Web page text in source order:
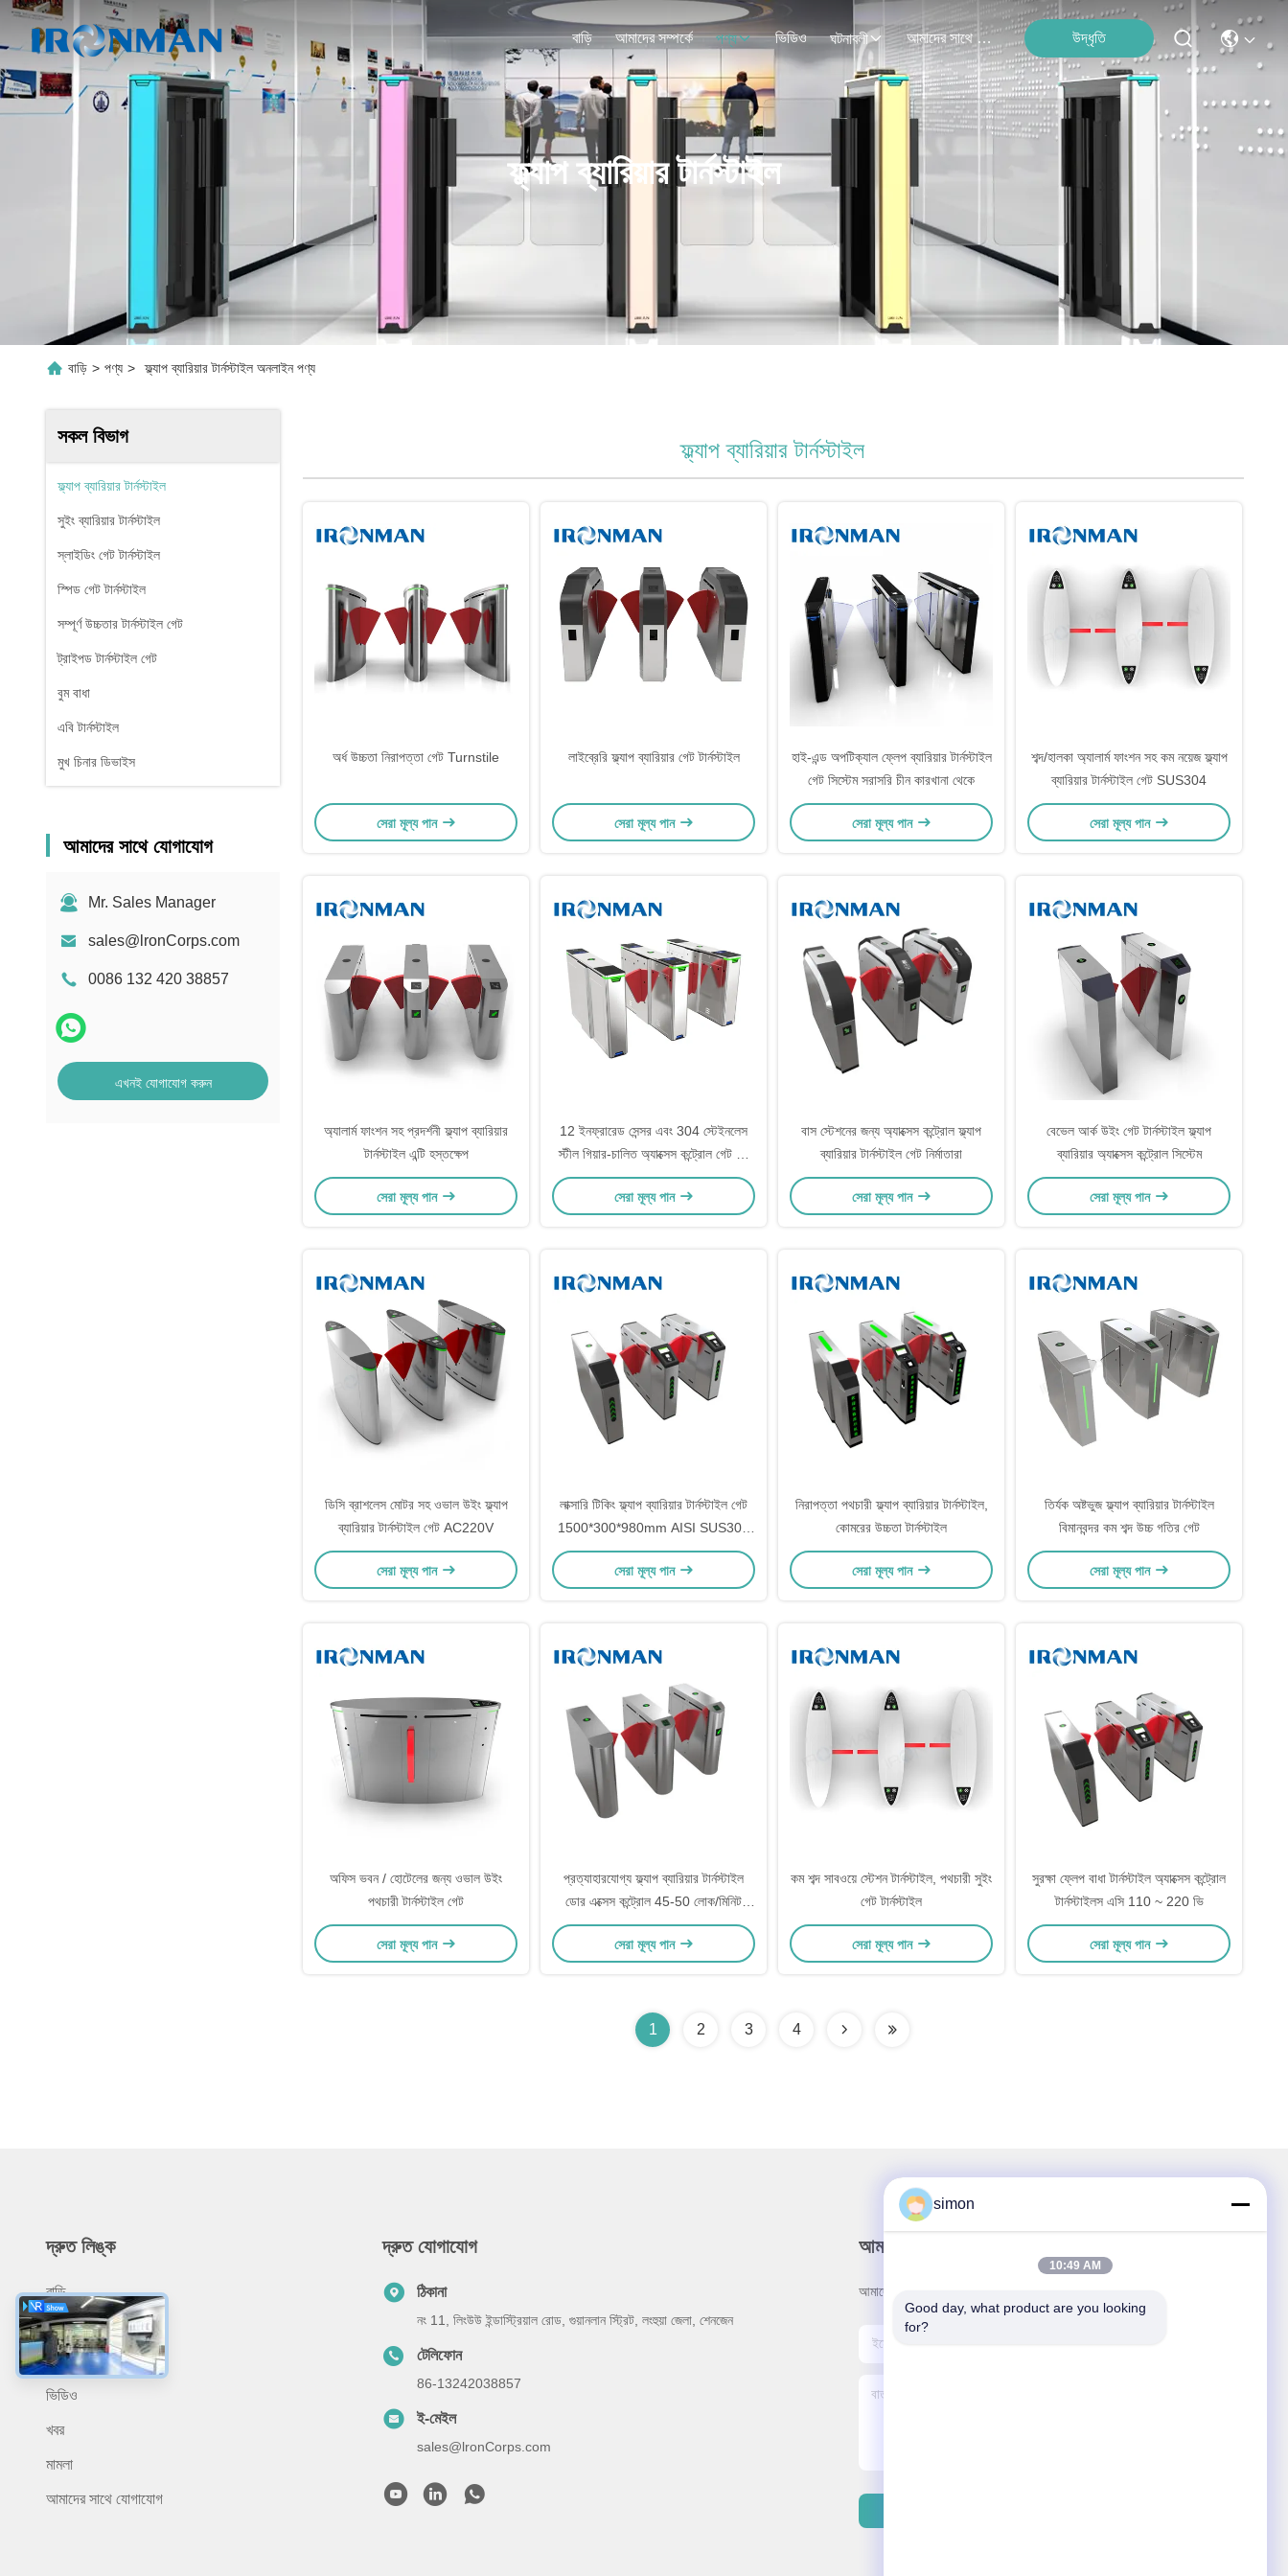
বাড়ি আমাদের সম্পর্কে পণ্য ভিডিও ঘটনাবলী আমাদের সাথে যোগাযোগ উদ্ধৃতি
ফ্ল্যাপ ব্যারিয়ার টার্নস্টাইল
বাড়ি > পণ্য > ফ্ল্যাপ ব্যারিয়ার টার্নস্টাইল অনলাইন পণ্য
সকল বিভাগ
ফ্ল্যাপ ব্যারিয়ার টার্নস্টাইল
সুইং ব্যারিয়ার টার্নস্টাইল
স্লাইডিং গেট টার্নস্টাইল
স্পিড গেট টার্নস্টাইল
সম্পূর্ণ উচ্চতার টার্নস্টাইল গেট
ট্রাইপড টার্নস্টাইল গেট
বুম বাধা
এবি টার্নস্টাইল
মুখ চিনার ডিভাইস
আমাদের সাথে যোগাযোগ
Mr. Sales Manager
sales@lronCorps.com
0086 132 420 38857
এখনই যোগাযোগ করুন
ফ্ল্যাপ ব্যারিয়ার টার্নস্টাইল
অর্ধ উচ্চতা নিরাপত্তা গেট Turnstile
সেরা মূল্য পান
লাইব্রেরি ফ্ল্যাপ ব্যারিয়ার গেট টার্নস্টাইল
সেরা মূল্য পান
হাই-এন্ড অপটিক্যাল ফ্লেপ ব্যারিয়ার টার্নস্টাইল
গেট সিস্টেম সরাসরি চীন কারখানা থেকে
সেরা মূল্য পান
শব্দ/হালকা অ্যালার্ম ফাংশন সহ কম নয়েজ ফ্ল্যাপ
ব্যারিয়ার টার্নস্টাইল গেট SUS304
সেরা মূল্য পান
অ্যালার্ম ফাংশন সহ প্রদর্শনী ফ্ল্যাপ ব্যারিয়ার
টার্নস্টাইল এন্টি হস্তক্ষেপ
সেরা মূল্য পান
12 ইনফ্রারেড সেন্সর এবং 304 স্টেইনলেস
স্টীল গিয়ার-চালিত অ্যাক্সেস কন্ট্রোল গেট সহ
উচ্চ-নিরাপত্তা ফ্ল্যাপ বাধা টার্নস্টাইল
সেরা মূল্য পান
বাস স্টেশনের জন্য অ্যাক্সেস কন্ট্রোল ফ্ল্যাপ
ব্যারিয়ার টার্নস্টাইল গেট নির্মাতারা
সেরা মূল্য পান
বেভেল আর্ক উইং গেট টার্নস্টাইল ফ্ল্যাপ
ব্যারিয়ার অ্যাক্সেস কন্ট্রোল সিস্টেম
সেরা মূল্য পান
ডিসি ব্রাশলেস মোটর সহ ওভাল উইং ফ্ল্যাপ
ব্যারিয়ার টার্নস্টাইল গেট AC220V
সেরা মূল্য পান
লাক্সারি টিকিং ফ্ল্যাপ ব্যারিয়ার টার্নস্টাইল গেট
1500*300*980mm AISI SUS304
হাউজিং
সেরা মূল্য পান
নিরাপত্তা পথচারী ফ্ল্যাপ ব্যারিয়ার টার্নস্টাইল,
কোমরের উচ্চতা টার্নস্টাইল
সেরা মূল্য পান
তির্যক অষ্টভুজ ফ্ল্যাপ ব্যারিয়ার টার্নস্টাইল
বিমানবন্দর কম শব্দ উচ্চ গতির গেট
সেরা মূল্য পান
অফিস ভবন / হোটেলের জন্য ওভাল উইং
পথচারী টার্নস্টাইল গেট
সেরা মূল্য পান
প্রত্যাহারযোগ্য ফ্ল্যাপ ব্যারিয়ার টার্নস্টাইল
ডোর এক্সেস কন্ট্রোল 45-50 লোক/মিনিট
ফ্যাক্টরির জন্য
সেরা মূল্য পান
কম শব্দ সাবওয়ে স্টেশন টার্নস্টাইল, পথচারী সুইং
গেট টার্নস্টাইল
সেরা মূল্য পান
সুরক্ষা ফ্লেপ বাধা টার্নস্টাইল অ্যাক্সেস কন্ট্রোল
টার্নস্টাইলস এসি 110 ~ 220 ভি
সেরা মূল্য পান
1 2 3 4
দ্রুত লিঙ্ক
বাড়ি
আমাদের সম্পর্কে
পণ্য
ভিডিও
খবর
মামলা
আমাদের সাথে যোগাযোগ
দ্রুত যোগাযোগ
ঠিকানা
নং 11, লিংউউ ইন্ডাস্ট্রিয়াল রোড, গুয়ানলান স্ট্রিট, লংহুয়া জেলা, শেনজেন
টেলিফোন
86-13242038857
ই-মেইল
sales@lronCorps.com
আমাদের নিউজলেটার
আমাদের নিউজলেটারে সাবস্ক্রাইব করুন এবং আরও অনেক কিছু পেতে পারেন।
simon
10:49 AM
Good day, what product are you looking
for?